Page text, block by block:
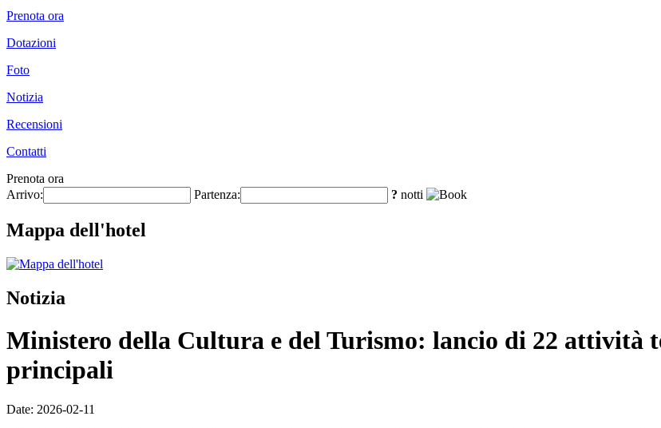
Prenota ora
Dotazioni
Foto
Notizia
Recensioni
Contatti
Prenota ora
Arrivo:
Partenza: ? notti
Mappa dell'hotel
Notizia
Ministero della Cultura e del Turismo: lancio di 22 attività
principali
Date: 2026-02-11